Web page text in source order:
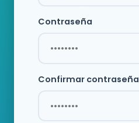
Contraseña
Confirmar contraseña